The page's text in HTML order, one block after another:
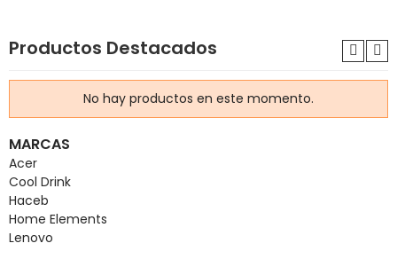
Productos Destacados
No hay productos en este momento.
MARCAS
Acer
Cool Drink
Haceb
Home Elements
Lenovo